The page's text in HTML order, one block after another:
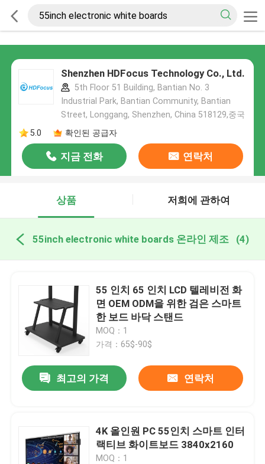
Shenzhen HDFocus Technology Co., Ltd.
5th Floor 51 Building, Bantian No. 3
Industrial Park, Bantian Community, Bantian
Street, Longgang, Shenzhen, China 518129,중국
5.0
확인된 공급자
지금 전화 연락처
상품 저희에 관하여
55inch electronic white boards 온라인 제조 (4)
55 인치 65 인치 LCD 텔레비전 화
면 OEM ODM을 위한 검은 스마트
한 보드 바닥 스탠드
MOQ：1
가격：65$-90$
최고의 가격 연락처
4K 올인원 PC 55인치 스마트 인터
랙티브 화이트보드 3840x2160
MOQ：1